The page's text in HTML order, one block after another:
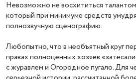
Невозможно не восхититься
который при минимуме средств
полнозвучную сценографию.
Любопытно, что в необъятный круг
правах полноценных хозяев
с журавлем и Огородное пугало. Для